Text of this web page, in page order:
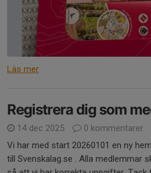
Läs mer
Registrera dig som
14 dec 2025
0 kommentarer
Vi har med start 20260101 en ny
till Svenskalag.se . Alla medlemmar